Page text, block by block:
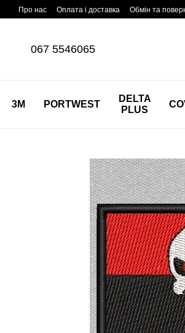
Перейти до основного контенту
Про нас Оплата і доставка Обмін та
067 5546065
3M PORTWEST
DELTA
PLUS